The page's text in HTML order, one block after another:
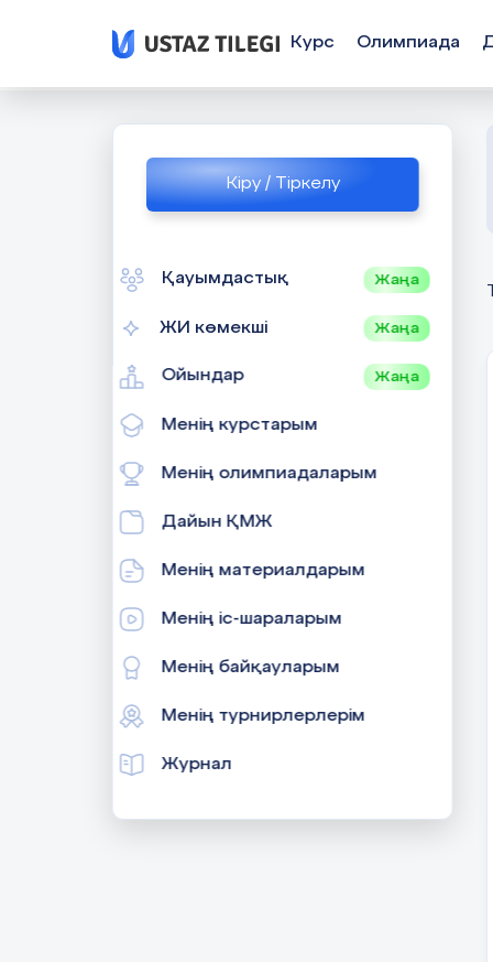
Кіру / Тіркелу
Қауымдастық Жаңа
ЖИ көмекші Жаңа
Ойындар Жаңа
Менің курстарым
Менің олимпиадаларым
Дайын ҚМЖ
Менің материалдарым
Менің іс-шараларым
Менің байқауларым
Менің турнирлерлерім
Журнал
Курс Олимпиада